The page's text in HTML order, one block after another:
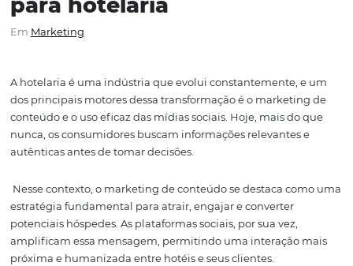
A importância do
para hotelaria
Em Marketing
dos principais motores dessa transformação é o
conteúdo e o uso eficaz das mídias sociais. Hoje, mais
nunca, os consumidores buscam informações
autênticas antes de tomar decisões.